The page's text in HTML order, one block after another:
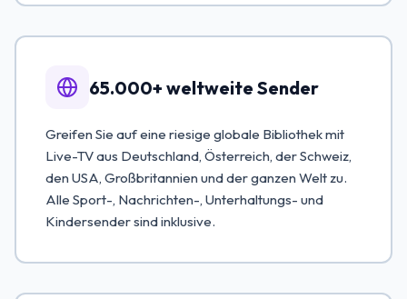
65.000+ weltweite Sender
Greifen Sie auf eine riesige globale Bibliothek mit
Live-TV aus Deutschland, Österreich, der Schweiz,
den USA, Großbritannien und der ganzen Welt zu.
Alle Sport-, Nachrichten-, Unterhaltungs- und
Kindersender sind inklusive.